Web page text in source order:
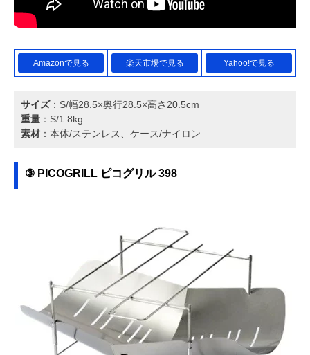
Amazonで見る 楽天市場で見る Yahoo!で見る
サイズ：S/幅28.5×奥行28.5×高さ20.5cm
重量 ：S/1.8kg
素材 ：本体/ステンレス、ケース/ナイロン
③ PICOGRILL ピコグリル 398